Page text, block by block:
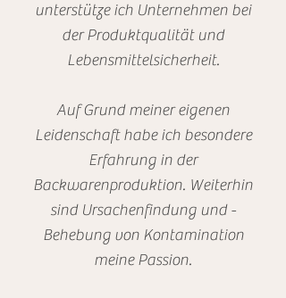
unterstütze ich Unternehmen bei
der Produktqualität und
Lebensmittelsicherheit.
Auf Grund meiner eigenen
Leidenschaft habe ich besondere
Erfahrung in der
Backwarenproduktion. Weiterhin
sind Ursachenfindung und -
Behebung von Kontamination
meine Passion.